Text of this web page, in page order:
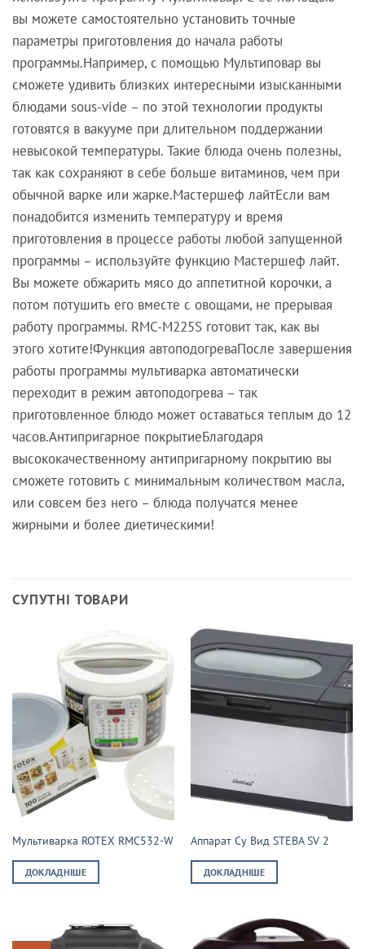
вы можете самостоятельно установить точные
параметры приготовления до начала работы
программы.Например, с помощью Мультиповар вы
сможете удивить близких интересными изысканными
блюдами sous-vide – по этой технологии продукты
готовятся в вакууме при длительном поддержании
невысокой температуры. Такие блюда очень полезны,
так как сохраняют в себе больше витаминов, чем при
обычной варке или жарке.Мастершеф лайтЕсли вам
понадобится изменить температуру и время
приготовления в процессе работы любой запущенной
программы – используйте функцию Мастершеф лайт.
Вы можете обжарить мясо до аппетитной корочки, а
потом потушить его вместе с овощами, не прерывая
работу программы. RMC-M225S готовит так, как вы
этого хотите!Функция автоподогреваПосле завершения
работы программы мультиварка автоматически
переходит в режим автоподогрева – так
приготовленное блюдо может оставаться теплым до 12
часов.Антипригарное покрытиеБлагодаря
высококачественному антипригарному покрытию вы
сможете готовить с минимальным количеством масла,
или совсем без него – блюда получатся менее
жирными и более диетическими!
СУПУТНІ ТОВАРИ
Мультиварка ROTEX RMC532-W
ДОКЛАДНІШЕ
Аппарат Су Вид STEBA SV 2
ДОКЛАДНІШЕ